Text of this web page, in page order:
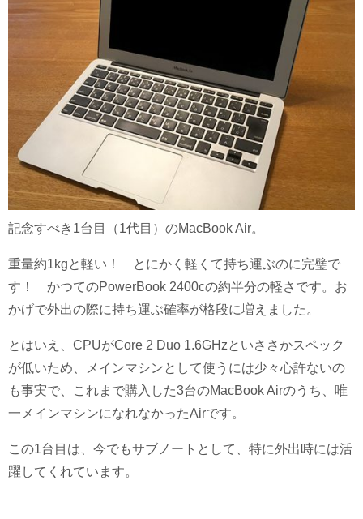
記念すべき1台目（1代目）のMacBook Air。
重量約1kgと軽い！ とにかく軽くて持ち運ぶのに完璧で
す！ かつてのPowerBook 2400cの約半分の軽さです。お
かげで外出の際に持ち運ぶ確率が格段に増えました。
とはいえ、CPUがCore 2 Duo 1.6GHzといささかスペック
が低いため、メインマシンとして使うには少々心許ないの
も事実で、これまで購入した3台のMacBook Airのうち、唯
一メインマシンになれなかったAirです。
この1台目は、今でもサブノートとして、特に外出時には活
躍してくれています。